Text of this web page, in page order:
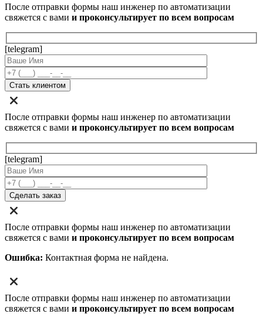
После отправки формы наш инженер по автоматизации
свяжется с вами и проконсультирует по всем вопросам
[telegram]
После отправки формы наш инженер по автоматизации
свяжется с вами и проконсультирует по всем вопросам
[telegram]
После отправки формы наш инженер по автоматизации
свяжется с вами и проконсультирует по всем вопросам
Ошибка: Контактная форма не найдена.
После отправки формы наш инженер по автоматизации
свяжется с вами и проконсультирует по всем вопросам